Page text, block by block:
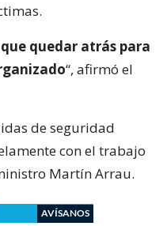
quedar atrás para
“, afirmó el
de seguridad
con el trabajo
Martín Arrau.
AVÍSANOS